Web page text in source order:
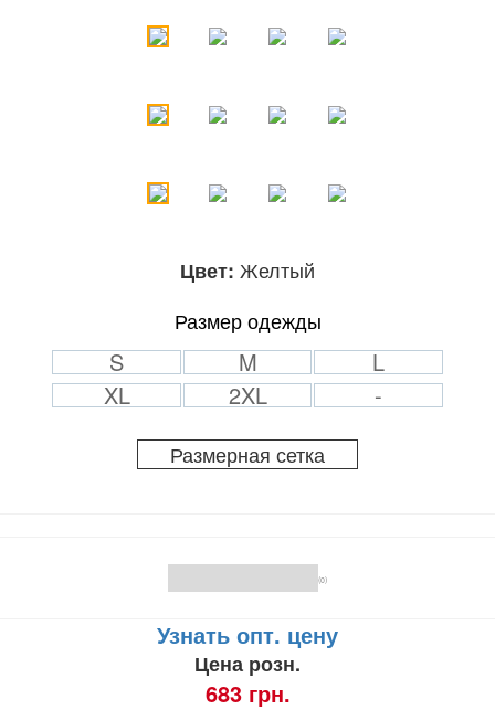
Цвет: Желтый
Размер одежды
S M
L
XL
2XL -
Размерная сетка
(0)
Узнать опт. цену
Цена розн.
683 грн.